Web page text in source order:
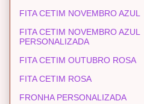
FITA CETIM NOVEMBRO AZUL
FITA CETIM NOVEMBRO AZUL
PERSONALIZADA
FITA CETIM OUTUBRO ROSA
FITA CETIM ROSA
FRONHA PERSONALIZADA